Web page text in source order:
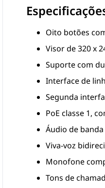
Oito botões
Visor de 320 x
Suporte com
Interface de
Segunda
PoE classe 1,
Áudio de
Viva-voz
Monofone
Tons de